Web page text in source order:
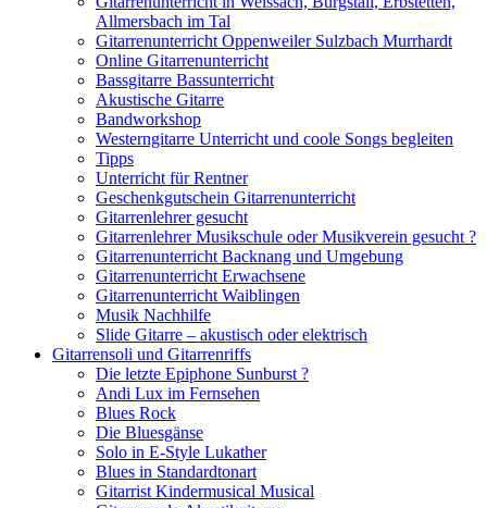
Allmersbach im Tal
Gitarrenunterricht Oppenweiler Sulzbach Murrhardt
Online Gitarrenunterricht
Bassgitarre Bassunterricht
Akustische Gitarre
Bandworkshop
Westerngitarre Unterricht und coole Songs begleiten
Tipps
Unterricht für Rentner
Geschenkgutschein Gitarrenunterricht
Gitarrenlehrer gesucht
Gitarrenlehrer Musikschule oder Musikverein gesucht ?
Gitarrenunterricht Backnang und Umgebung
Gitarrenunterricht Erwachsene
Gitarrenunterricht Waiblingen
Musik Nachhilfe
Slide Gitarre – akustisch oder elektrisch
Gitarrensoli und Gitarrenriffs
Die letzte Epiphone Sunburst ?
Andi Lux im Fernsehen
Blues Rock
Die Bluesgänse
Solo in E-Style Lukather
Blues in Standardtonart
Gitarrist Kindermusical Musical